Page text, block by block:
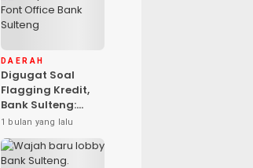
DAERAH
Digugat Soal
Flagging Kredit,
Bank Sulteng:
Kebijakan Berlaku
untuk Seluruh
Debitur ASN
1 bulan yang lalu